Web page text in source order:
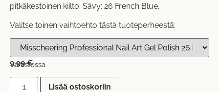
pitkäkestoinen kiilto. Sävy: 26 French Blue.
Valitse toinen vaihtoehto tästä tuoteperheestä:
9,99€
Varastossa
Lisää ostoskoriin